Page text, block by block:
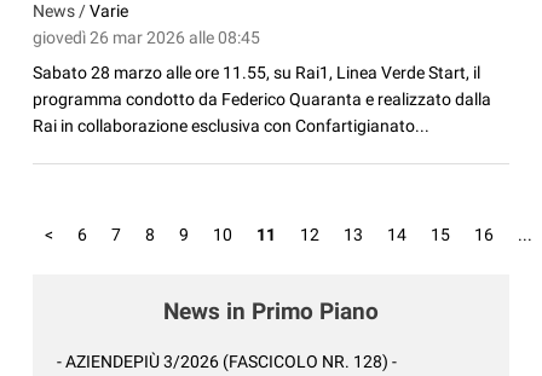
News /Varie
giovedì 26 mar 2026 alle 08:45
Sabato 28 marzo alle ore 11.55, su Rai1, Linea Verde Start, il
programma condotto da Federico Quaranta e realizzato dalla
Rai in collaborazione esclusiva con Confartigianato...
< 6 7 8 9 10 11 12 13 14 15 16 ...
News in Primo Piano
- AZIENDEPIÙ 3/2026 (FASCICOLO NR. 128) -